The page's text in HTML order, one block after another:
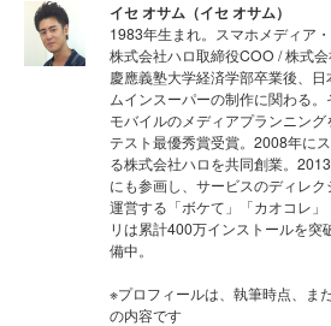
イセ オサム（イセ オサム）
1983年生まれ。スマホメディア
株式会社ハロ取締役COO / 株式会
慶應義塾大学経済学部卒業後、
ムインスーパーの制作に関わる
モバイルのメディアプランニン
テスト最優秀賞受賞。2008年に
る株式会社ハロを共同創業。
にも参画し、サービスのディレク
運営する「ボケて」「カオコレ
リは累計400万インストールを突
備中。
※プロフィールは、執筆時点、ま
の内容です